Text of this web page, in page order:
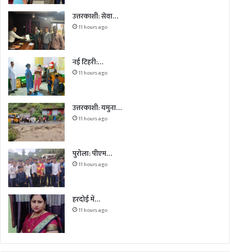
उत्तरकाशी: सेवा…
11 hours ago
नई टिहरी:…
11 hours ago
उत्तरकाशी: यमुना…
11 hours ago
पुरोला: पीएम…
11 hours ago
हरदोई में…
11 hours ago